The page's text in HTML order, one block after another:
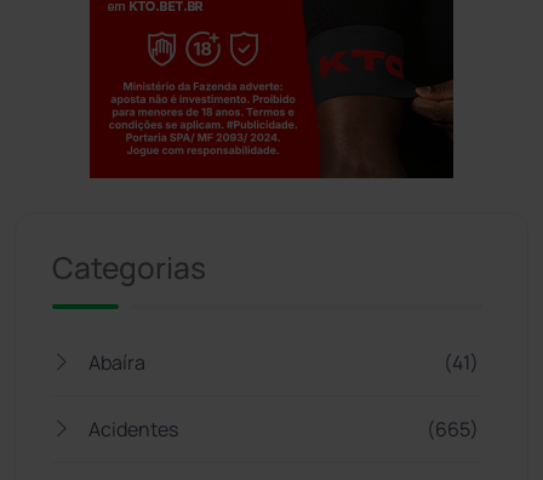
Categorias
Abaíra (41)
Acidentes (665)